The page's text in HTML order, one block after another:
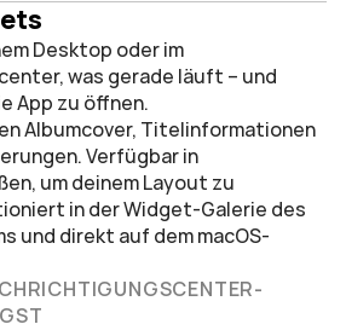
Desktop oder im
was gerade läuft – und
App zu öffnen.
Albumcover, Titelinformationen
Verfügbar in
um deinem Layout zu
in der Widget-Galerie des
und direkt auf dem macOS-